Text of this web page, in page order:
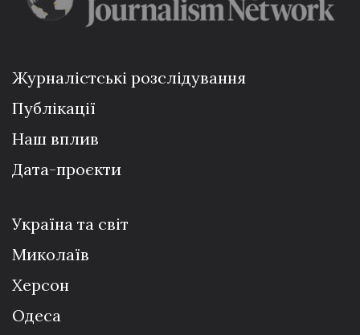
Журналістські розслідування
Публікації
Наш вплив
Дата-проєкти
Україна та світ
Миколаїв
Херсон
Одеса